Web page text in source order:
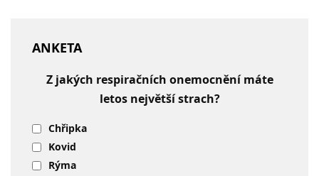
ANKETA
Z jakých respiračních onemocnění máte
letos největší strach?
Chřipka
Kovid
Rýma